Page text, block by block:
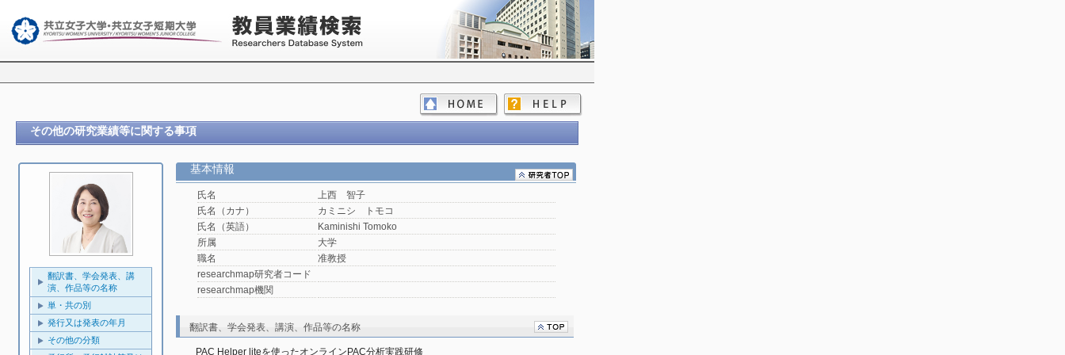
その他の研究業績等に関する事項
翻訳書、学会発表、講
演、作品等の名称
単・共の別
発行又は発表の年月
その他の分類
基本情報
氏名
上西 智子
氏名（カナ）
カミニシ トモコ
氏名（英語）
Kaminishi Tomoko
所属
大学
職名
准教授
researchmap研究者コード
researchmap機関
翻訳書、学会発表、講演、作品等の名称
PAC Helper liteを使ったオンラインPAC分析実践研修